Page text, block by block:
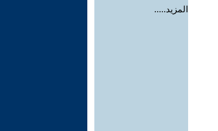
المزيد.....